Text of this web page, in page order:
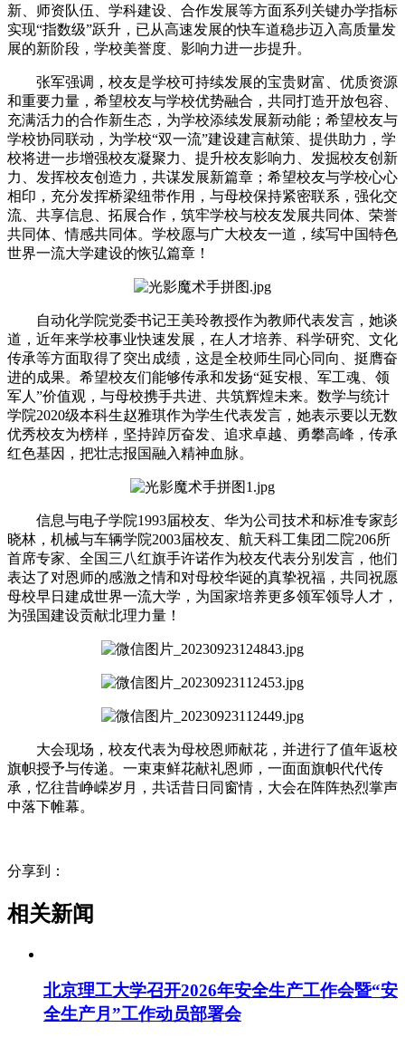
新、师资队伍、学科建设、合作发展等方面系列关键办学指标
实现“指数级”跃升，已从高速发展的快车道稳步迈入高质量发
展的新阶段，学校美誉度、影响力进一步提升。
张军强调，校友是学校可持续发展的宝贵财富、优质资源
和重要力量，希望校友与学校优势融合，共同打造开放包容、
充满活力的合作新生态，为学校添续发展新动能；希望校友与
学校协同联动，为学校“双一流”建设建言献策、提供助力，学
校将进一步增强校友凝聚力、提升校友影响力、发掘校友创新
力、发挥校友创造力，共谋发展新篇章；希望校友与学校心心
相印，充分发挥桥梁纽带作用，与母校保持紧密联系，强化交
流、共享信息、拓展合作，筑牢学校与校友发展共同体、荣誉
共同体、情感共同体。学校愿与广大校友一道，续写中国特色
世界一流大学建设的恢弘篇章！
自动化学院党委书记王美玲教授作为教师代表发言，她谈
道，近年来学校事业快速发展，在人才培养、科学研究、文化
传承等方面取得了突出成绩，这是全校师生同心同向、挺膺奋
进的成果。希望校友们能够传承和发扬“延安根、军工魂、领
军人”价值观，与母校携手共进、共筑辉煌未来。 数学与统计
学院2020级本科生赵雅琪作为学生代表发言，她表示要以无数
优秀校友为榜样，坚持踔厉奋发、追求卓越、勇攀高峰，传承
红色基因，把壮志报国融入精神血脉。
信息与电子学院1993届校友、华为公司技术和标准专家彭
晓林，机械与车辆学院2003届校友、航天科工集团二院206所
首席专家、全国三八红旗手许诺作为校友代表分别发言，他们
表达了对恩师的感激之情和对母校华诞的真挚祝福，共同祝愿
母校早日建成世界一流大学，为国家培养更多领军领导人才，
为强国建设贡献北理力量！
大会现场，校友代表为母校恩师献花，并进行了值年返校
旗帜授予与传递。一束束鲜花献礼恩师，一面面旗帜代代传
承，忆往昔峥嵘岁月，共话昔日同窗情，大会在阵阵热烈掌声
中落下帷幕。
分享到：
相关新闻
北京理工大学召开2026年安全生产工作会暨“安
全生产月”工作动员部署会